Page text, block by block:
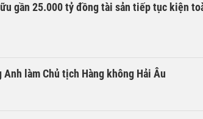
gần 25.000 tỷ đồng tài sản tiếp tục kiện
Anh làm Chủ tịch Hàng không Hải Âu